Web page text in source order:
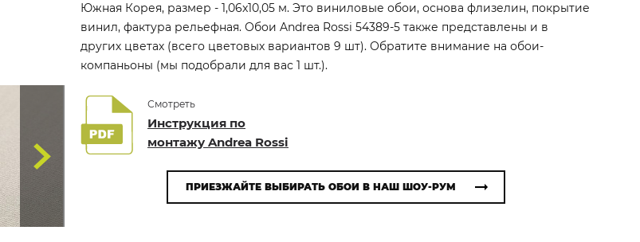
Южная Корея, размер - 1,06x10,05 м. Это виниловые обои, основа флизелин, покрытие
винил, фактура рельефная. Обои Andrea Rossi 54389-5 также представлены и в
других цветах (всего цветовых вариантов 9 шт). Обратите внимание на обои-
компаньоны (мы подобрали для вас 1 шт.).
Смотреть
Инструкция по
монтажу Andrea Rossi
ПРИЕЗЖАЙТЕ ВЫБИРАТЬ ОБОИ В НАШ ШОУ-РУМ